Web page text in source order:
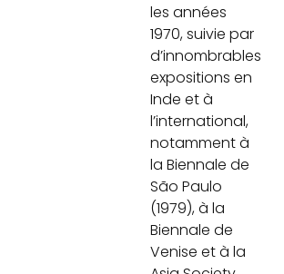
les années
1970, suivie par
d’innombrables
expositions en
Inde et à
l’international,
notamment à
la Biennale de
São Paulo
(1979), à la
Biennale de
Venise et à la